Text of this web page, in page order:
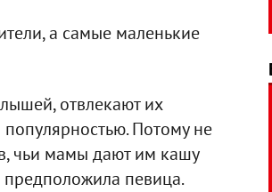
а самые маленькие
отвлекают их
Потому не
чьи мамы дают им кашу
предположила певица.